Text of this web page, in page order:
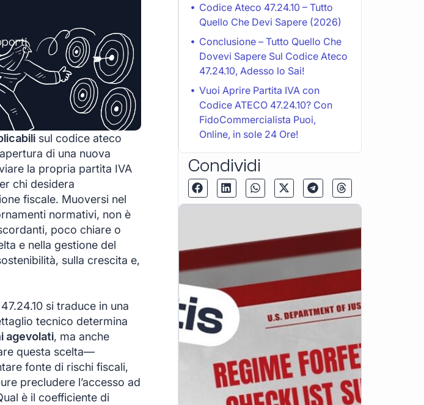
sul codice ateco
di una nuova
la propria partita IVA
chi desidera
fiscale. Muoversi nel
normativi, non è
poco chiare o
e nella gestione del
sulla crescita e,
si traduce in una
tecnico determina
agevolati, ma anche
questa scelta—
fonte di rischi fiscali,
precludere l’accesso ad
è il coefficiente di
Codice Ateco 47.24.10 – Tutto
Quello Che Devi Sapere (2026)
Conclusione – Tutto Quello Che
Dovevi Sapere Sul Codice Ateco
47.24.10, Adesso lo Sai!
Vuoi Aprire Partita IVA con
Codice ATECO 47.24.10? Con
FidoCommercialista Puoi,
Online, in sole 24 Ore!
Condividi